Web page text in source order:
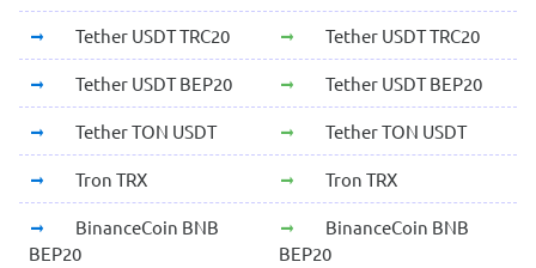
Tether USDT TRC20 Tether USDT TRC20
Tether USDT BEP20 Tether USDT BEP20
Tether TON USDT Tether TON USDT
Tron TRX Tron TRX
BinanceCoin BNB
BEP20
BinanceCoin BNB
BEP20